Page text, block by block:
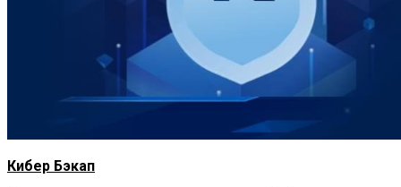
Кибер Бэкап